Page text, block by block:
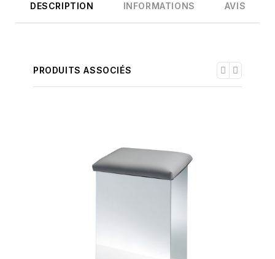
DESCRIPTION INFORMATIONS AVIS
PRODUITS ASSOCIÉS